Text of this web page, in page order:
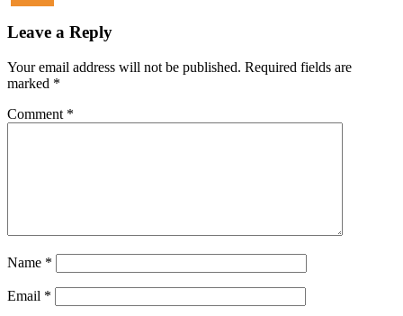
Leave a Reply
Your email address will not be published. Required fields are
marked *
Comment *
Name *
Email *